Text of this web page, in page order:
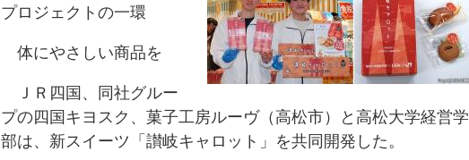
プロジェクトの一環
体にやさしい商品を
ＪＲ四国、同社グルー
プの四国キヨスク、菓子工房ルーヴ（高松市）と高松大学経営学
部は、新スイーツ「讃岐キャロット」を共同開発した。